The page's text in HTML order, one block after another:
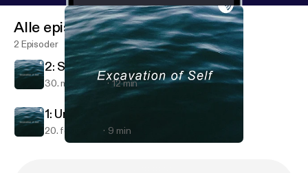
Alle episoder
2 Episoder
2: Self Evolution with Lauren
30. mars 2019 12 min
1: Undoing Emotional Imbalance
20. feb. 2019 9 min